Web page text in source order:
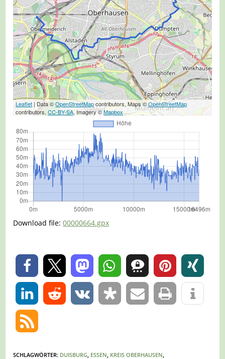
Leaflet | Data ©OpenStreetMapcontributors, Maps ©OpenStreetMap
contributors,CC-BY-SA, Imagery ©Mapbox
Download file:00000664.gpx
0
0
SCHLAGWÖRTER: DUISBURG ESSEN KREIS OBERHAUSEN